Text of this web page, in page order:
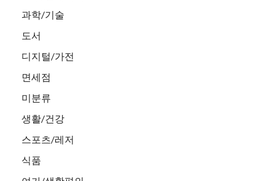
과학/기술
도서
디지털/가전
면세점
미분류
생활/건강
스포츠/레저
식품